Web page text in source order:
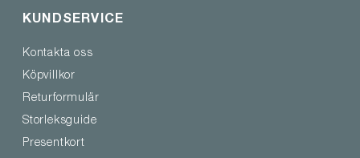
KUNDSERVICE
Kontakta oss
Köpvillkor
Returformulär
Storleksguide
Presentkort